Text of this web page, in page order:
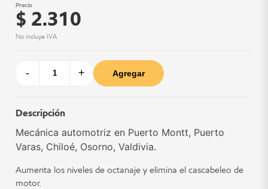
Precio
$ 2.310
No incluye IVA
- + Agregar
Descripción
Mecánica automotriz en Puerto Montt, Puerto
Varas, Chiloé, Osorno, Valdivia.
Aumenta los niveles de octanaje y elimina el cascabeleo de
motor.